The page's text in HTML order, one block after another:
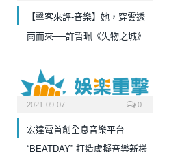
【擊客來評-音樂】她，穿雲透
雨而來──許哲珮《失物之城》
2021-09-07 0
宏達電首創全息音樂平台
“BEATDAY” 打造虛擬音樂新樣